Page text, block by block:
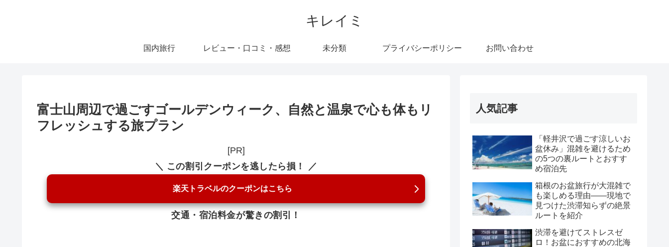
キレイミ
国内旅行 レビュー・口コミ・感想 未分類 プライバシーポリシー お問い合わせ
富士山周辺で過ごすゴールデンウィーク、自然と温泉で心も体もリ
フレッシュする旅プラン
[PR]
＼ この割引クーポンを逃したら損！ ／
楽天トラベルのクーポンはこちら
交通・宿泊料金が驚きの割引！
人気記事
「軽井沢で過ごす涼しいお
盆休み」混雑を避けるため
の5つの裏ルートとおすす
め宿泊先
箱根のお盆旅行が大混雑で
も楽しめる理由――現地で
見つけた渋滞知らずの絶景
ルートを紹介
渋滞を避けてストレスゼ
ロ！お盆におすすめの北海